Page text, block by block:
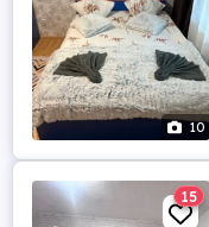
10
15